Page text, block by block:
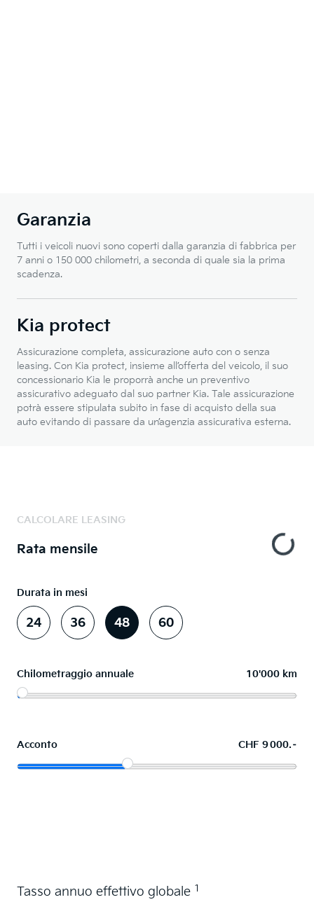
Garanzia
Tutti i veicoli nuovi sono coperti dalla garanzia di fabbrica per
7 anni o 150 000 chilometri, a seconda di quale sia la prima
scadenza.
Kia protect
Assicurazione completa, assicurazione auto con o senza
leasing. Con Kia protect, insieme all’offerta del veicolo, il suo
concessionario Kia le proporrà anche un preventivo
assicurativo adeguato dal suo partner Kia. Tale assicurazione
potrà essere stipulata subito in fase di acquisto della sua
auto evitando di passare da un’agenzia assicurativa esterna.
CALCOLARE LEASING
Rata mensile
Durata in mesi
24 36 48 60
Chilometraggio annuale 10'000 km
Acconto CHF 9 000.–
Tasso annuo effettivo globale 1